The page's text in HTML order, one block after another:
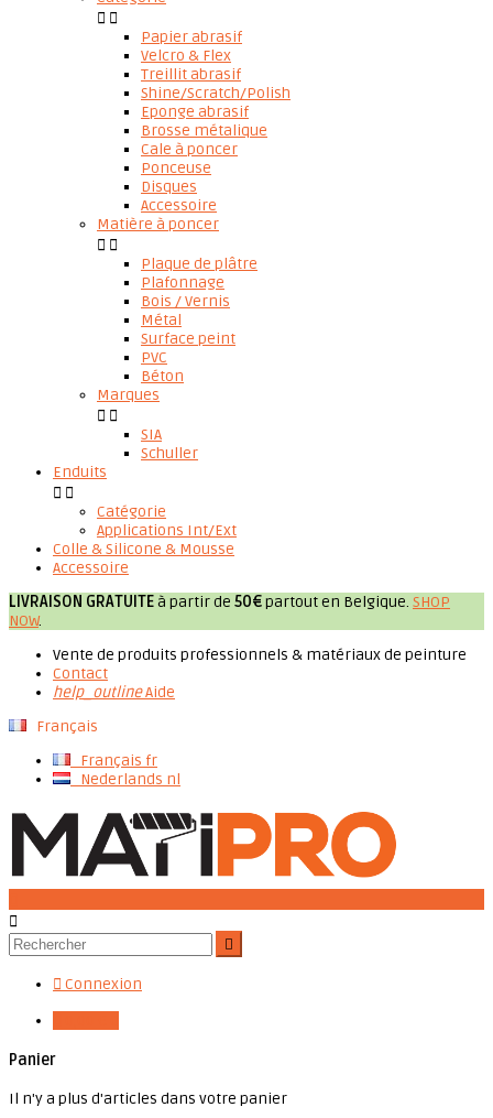
 
Papier abrasif
Velcro & Flex
Treillit abrasif
Shine/Scratch/Polish
Eponge abrasif
Brosse métalique
Cale à poncer
Ponceuse
Disques
Accessoire
Matière à poncer
 
Plaque de plâtre
Plafonnage
Bois / Vernis
Métal
Surface peint
PVC
Béton
Marques
 
SIA
Schuller
Enduits
 
Catégorie
Applications Int/Ext
Colle & Silicone & Mousse
Accessoire
LIVRAISON GRATUITEà partir de 50€partout en Belgique. SHOP
NOW.
Vente de produits professionnels & matériaux de peinture
Contact
help_outlineAide
Français
Français fr
Nederlands nl


 Connexion
Panier
Il n'y a plus d'articles dans votre panier